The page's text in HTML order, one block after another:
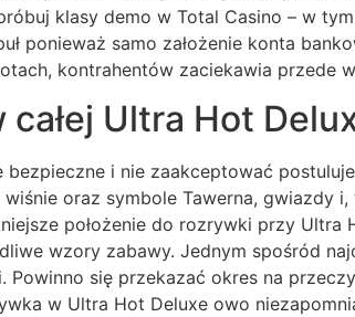
klasy demo w Total Casino – w
ponieważ samo założenie konta
kontrahentów zaciekawia przede
Ultra Hot
i nie zaakceptować
oraz symbole Tawerna, gwiazdy
położenie do rozrywki przy Ultra
wzory zabawy. Jednym spośród
się przekazać okres na
w Ultra Hot Deluxe owo